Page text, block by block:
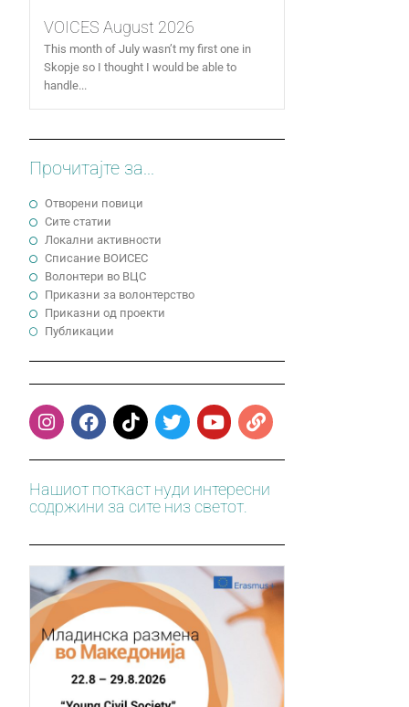
VOICES August 2026
This month of July wasn’t my first one in
Skopje so I thought I would be able to
handle...
Прочитајте за...
Отворени повици
Сите статии
Локални активности
Cписание ВОИСЕС
Волонтери во ВЦС
Приказни за волонтерство
Приказни од проекти
Публикации
Нашиот поткаст нуди интересни
содржини за сите низ светот.